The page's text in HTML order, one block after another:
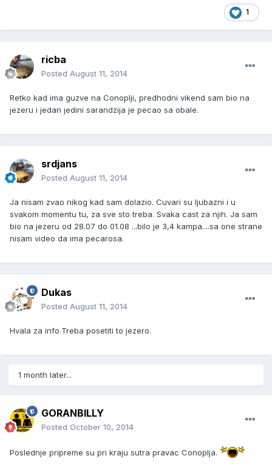
1
ricba
Posted August 11, 2014
Retko kad ima guzve na Conoplji, predhodni vikend sam bio na
jezeru i jedan jedini sarandzija je pecao sa obale.
srdjans
Posted August 11, 2014
Ja nisam zvao nikog kad sam dolazio. Cuvari su ljubazni i u
svakom momentu tu, za sve sto treba. Svaka cast za njih. Ja sam
bio na jezeru od 28.07 do 01.08 ...bilo je 3,4 kampa....sa one strane
nisam video da ima pecarosa.
Dukas
Posted August 11, 2014
Hvala za info.Treba posetiti to jezero.
1 month later...
GORANBILLY
Posted October 10, 2014
Poslednje pripreme su pri kraju sutra pravac Conoplja.